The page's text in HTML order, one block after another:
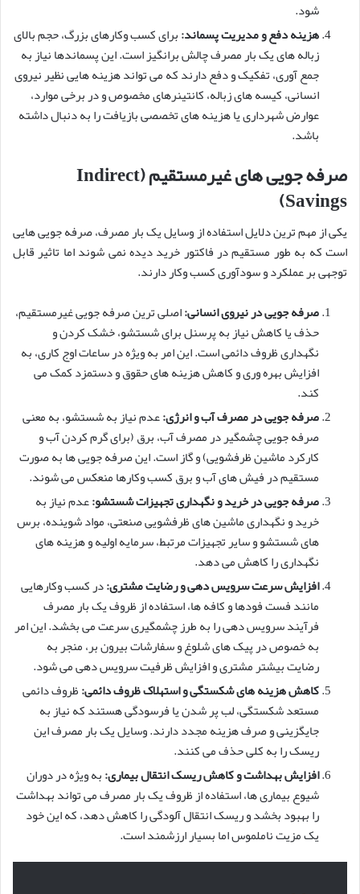
شود.
هزینه دفع و مدیریت پسماند:برای کسب وکارهای بزرگ، حجم بالای
زباله های یک بار مصرف چالش برانگیز است. این پسماندها نیاز به
جمع آوری، تفکیک و دفع دارند که می تواند هزینه هایی نظیر نیروی
انسانی، کیسه های زباله، کانتینرهای مخصوص و در برخی موارد،
عوارض شهرداری یا هزینه های تخصصی بازیافت را به دنبال داشته
باشد.
صرفه جویی های غیرمستقیم (Indirect
Savings)
یکی از مهم ترین دلایل استفاده از وسایل یک بار مصرف، صرفه جویی هایی
است که به طور مستقیم در فاکتور خرید دیده نمی شوند اما تاثیر قابل
توجهی بر عملکرد و سودآوری کسب وکار دارند.
صرفه جویی در نیروی انسانی:اصلی ترین صرفه جویی غیرمستقیم،
حذف یا کاهش نیاز به پرسنل برای شستشو، خشک کردن و
نگهداری ظروف دائمی است. این امر به ویژه در ساعات اوج کاری، به
افزایش بهره وری و کاهش هزینه های حقوق و دستمزد کمک می
کند.
صرفه جویی در مصرف آب و انرژی:عدم نیاز به شستشو، به معنی
صرفه جویی چشمگیر در مصرف آب، برق (برای گرم کردن آب و
کارکرد ماشین ظرفشویی) و گاز است. این صرفه جویی ها به صورت
مستقیم در فیش های آب و برق کسب وکارها منعکس می شوند.
صرفه جویی در خرید و نگهداری تجهیزات شستشو:عدم نیاز به
خرید و نگهداری ماشین های ظرفشویی صنعتی، مواد شوینده، برس
های شستشو و سایر تجهیزات مرتبط، سرمایه اولیه و هزینه های
نگهداری را کاهش می دهد.
افزایش سرعت سرویس دهی و رضایت مشتری:در کسب وکارهایی
مانند فست فودها و کافه ها، استفاده از ظروف یک بار مصرف
فرآیند سرویس دهی را به طرز چشمگیری سرعت می بخشد. این امر
به خصوص در پیک های شلوغ و سفارشات بیرون بر، منجر به
رضایت بیشتر مشتری و افزایش ظرفیت سرویس دهی می شود.
کاهش هزینه های شکستگی و استهلاک ظروف دائمی:ظروف دائمی
مستعد شکستگی، لب پر شدن یا فرسودگی هستند که نیاز به
جایگزینی و صرف هزینه مجدد دارند. وسایل یک بار مصرف این
ریسک را به کلی حذف می کنند.
افزایش بهداشت و کاهش ریسک انتقال بیماری:به ویژه در دوران
شیوع بیماری ها، استفاده از ظروف یک بار مصرف می تواند بهداشت
را بهبود بخشد و ریسک انتقال آلودگی را کاهش دهد، که این خود
یک مزیت ناملموس اما بسیار ارزشمند است.